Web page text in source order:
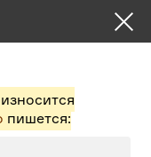
пишется: